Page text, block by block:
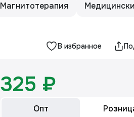
Магнитотерапия
В избранное
325 ₽
Опт